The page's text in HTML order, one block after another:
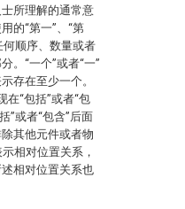
所理解的通常意
的“第一”、“第
何顺序、数量或者
。“一个”或者“一”
存在至少一个。
在“包括”或者“包
”或者“包含”后面
其他元件或者物
示相对位置关系，
相对位置关系也